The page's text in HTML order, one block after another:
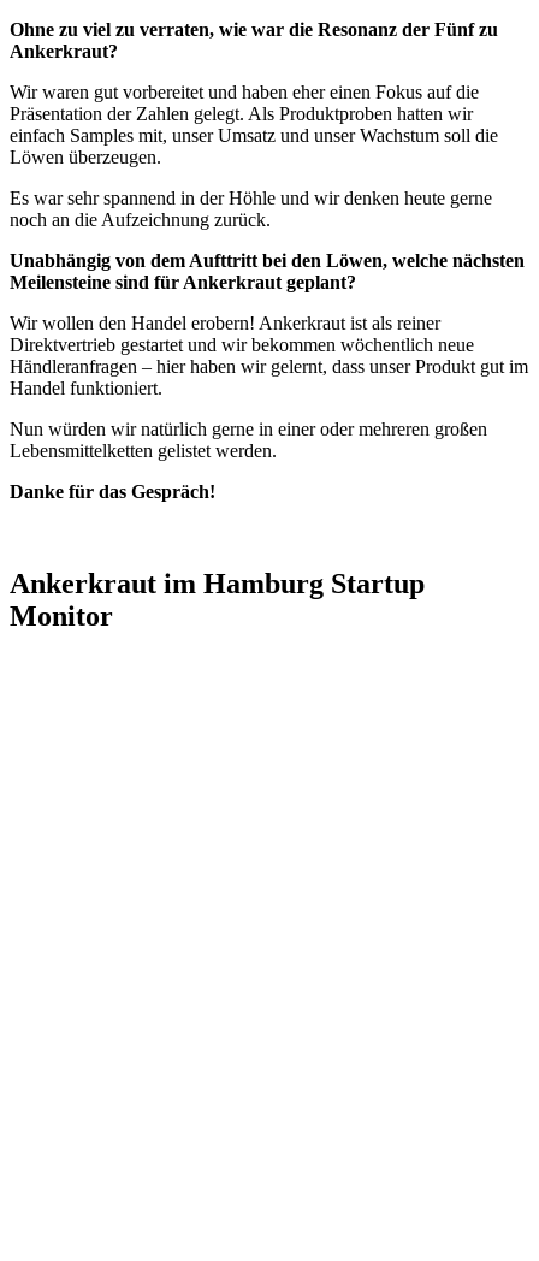
Ohne zu viel zu verraten, wie war die Resonanz der Fünf zu
Ankerkraut?
Wir waren gut vorbereitet und haben eher einen Fokus auf die
Präsentation der Zahlen gelegt. Als Produktproben hatten wir
einfach Samples mit, unser Umsatz und unser Wachstum soll die
Löwen überzeugen.
Es war sehr spannend in der Höhle und wir denken heute gerne
noch an die Aufzeichnung zurück.
Unabhängig von dem Aufttritt bei den Löwen, welche nächsten
Meilensteine sind für Ankerkraut geplant?
Wir wollen den Handel erobern! Ankerkraut ist als reiner
Direktvertrieb gestartet und wir bekommen wöchentlich neue
Händleranfragen – hier haben wir gelernt, dass unser Produkt gut im
Handel funktioniert.
Nun würden wir natürlich gerne in einer oder mehreren großen
Lebensmittelketten gelistet werden.
Danke für das Gespräch!
Ankerkraut im Hamburg Startup
Monitor